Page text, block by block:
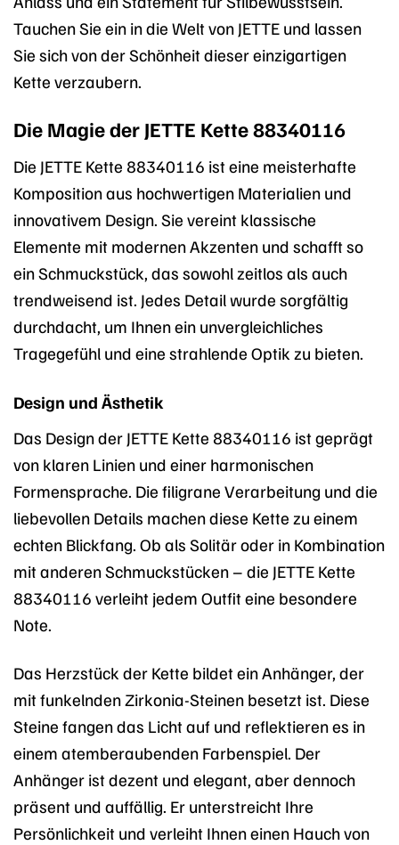
Tauchen Sie ein in die Welt von JETTE und lassen
Sie sich von der Schönheit dieser einzigartigen
Kette verzaubern.
Die Magie der JETTE Kette 88340116
Die JETTE Kette 88340116 ist eine meisterhafte
Komposition aus hochwertigen Materialien und
innovativem Design. Sie vereint klassische
Elemente mit modernen Akzenten und schafft so
ein Schmuckstück, das sowohl zeitlos als auch
trendweisend ist. Jedes Detail wurde sorgfältig
durchdacht, um Ihnen ein unvergleichliches
Tragegefühl und eine strahlende Optik zu bieten.
Design und Ästhetik
Das Design der JETTE Kette 88340116 ist geprägt
von klaren Linien und einer harmonischen
Formensprache. Die filigrane Verarbeitung und die
liebevollen Details machen diese Kette zu einem
echten Blickfang. Ob als Solitär oder in Kombination
mit anderen Schmuckstücken – die JETTE Kette
88340116 verleiht jedem Outfit eine besondere
Note.
Das Herzstück der Kette bildet ein Anhänger, der
mit funkelnden Zirkonia-Steinen besetzt ist. Diese
Steine fangen das Licht auf und reflektieren es in
einem atemberaubenden Farbenspiel. Der
Anhänger ist dezent und elegant, aber dennoch
präsent und auffällig. Er unterstreicht Ihre
Persönlichkeit und verleiht Ihnen einen Hauch von